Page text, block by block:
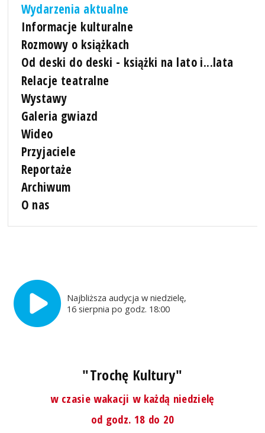
Wydarzenia aktualne
Informacje kulturalne
Rozmowy o książkach
Od deski do deski - książki na lato i...lata
Relacje teatralne
Wystawy
Galeria gwiazd
Wideo
Przyjaciele
Reportaże
Archiwum
O nas
Najbliższa audycja w niedzielę,
16 sierpnia po godz. 18:00
"Trochę Kultury"
w czasie wakacji w każdą niedzielę
od godz. 18 do 20